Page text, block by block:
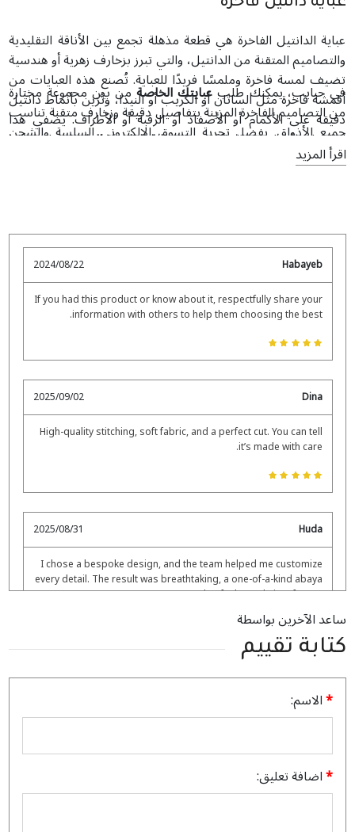
عباية الدانتيل الفاخرة هي قطعة مذهلة تجمع بين الأناقة التقليدية
والتصاميم المتقنة من الدانتيل، والتي تبرز بزخارف زهرية أو هندسية
تضيف لمسة فاخرة وملمسًا فريدًا للعباية. تُصنع هذه العبايات من
أقمشة فاخرة مثل الساتان أو الكريب أو النيدا، وتُزين بأنماط دانتيل
دقيقة على الأكمام أو الأصفاد أو الرقبة أو الأطراف. يضفي هذا
الدانتيل الأنيق مظهرًا رائعًا يجعلعباية الدانتيل الفاخرةخيارًا مثاليًا
للمناسبات الرسمية.
في حبايب، يمكنك طلبعبايتك الخاصةمن بين مجموعة مختارة
من التصاميم الفاخرة المزينة بتفاصيل دقيقة وزخارف متقنة تناسب
جميع الأذواق. بفضل تجربة التسوق الإلكتروني السلسة والشحن
العالمي، يجعل متجر حبايب للعبايات من السهل عليك اكتشاف
عبايات عربية حصرية وراقية تناسب ذوقك وأسلوبك الفريد.
اقرأ المزيد
ساعد الآخرين بواسطة
كتابة تقييم
الاسم:
اضافة تعليق:
Habayeb
2024/08/22
If you had this product or know about it, respectfully share your
information with others to help them choosing the best.
Dina
2025/09/02
High-quality stitching, soft fabric, and a perfect cut. You can tell
it’s made with care.
Huda
2025/08/31
I chose a bespoke design, and the team helped me customize
every detail. The result was breathtaking, a one-of-a-kind abaya
that feels made just for me.
sadaf
2025/08/13
I purchased the pastel pink version of this abaya, and it’s
clear that this is a truly luxurious piece.